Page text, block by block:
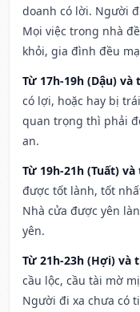
doanh có lời. Người
Mọi việc trong nhà
khỏi, gia đình đều
Từ 17h-19h (Dậu) và
có lợi, hoặc hay bị
quan trọng thì phải
an.
Từ 19h-21h (Tuất)
được tốt lành, tốt
Nhà cửa được yên
yên.
Từ 21h-23h (Hợi) và
cầu lộc, cầu tài mờ
Người đi xa chưa có